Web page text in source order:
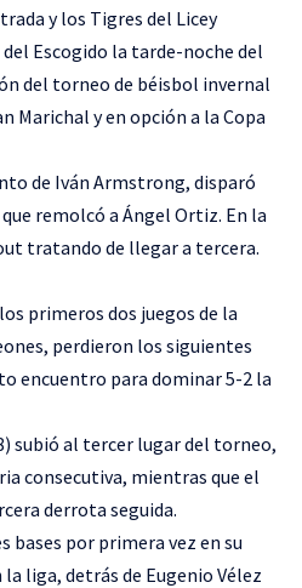
y los Tigres del Licey
Escogido la tarde-noche del
del torneo de béisbol invernal
Marichal y en opción a la Copa
de Iván Armstrong, disparó
remolcó a Ángel Ortiz. En la
tratando de llegar a tercera.
primeros dos juegos de la
perdieron los siguientes
encuentro para dominar 5-2 la
subió al tercer lugar del torneo,
consecutiva, mientras que el
derrota seguida.
bases por primera vez en su
liga, detrás de Eugenio Vélez